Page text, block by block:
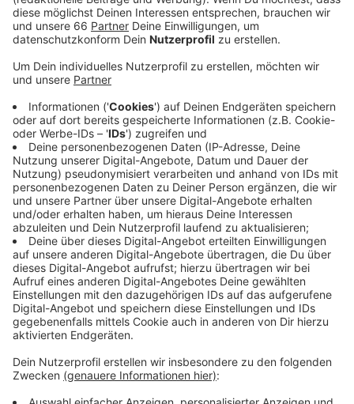
Anzeige
Es gibt drei Szenarien für die Oper. Entweder wird das
Gebäude an der Heine-Allee in Stand gesetzt,
grundlegend saniert oder neu gebaut. Ab dem
kommenden Monat diskutiert Düsseldorf darüber, in
verschiedenen - meist digitalen - Veranstaltungen.
Außerdem wird ein Bürgerrat gegründet, in dem sich 30
zufällig ausgewählte Einwohner austauschen und am
Ende eine Empfehlung abgeben sollen. Entscheiden
muss letztendlich der Stadtrat. Ein Neubau könnte
rund 700 Millionen Euro kosten, eine Sanierung wäre
etwa eine viertel Milliarde günstiger aber immer noch
teuer.
Weitere Infos und Links zum Thema:
Die ausführliche Pressemitteilung der Stadt zur
Bürgerbeteiligung gibt es hier!